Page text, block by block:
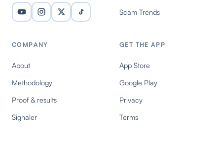
Scam Trends
COMPANY
About
Methodology
Proof & results
Signaler
GET THE APP
App Store
Google Play
Privacy
Terms